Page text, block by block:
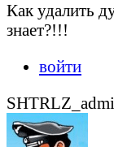
Как удалить
знает?!!!
войти